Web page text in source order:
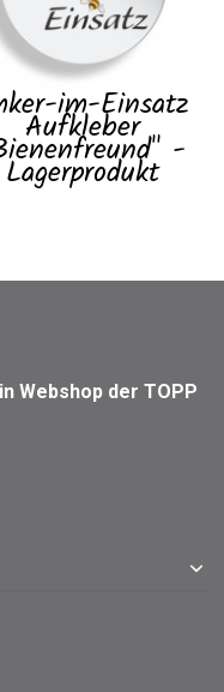
im-Einsatz
Aufkleber -
Lagerprodukt
Webshop der TOPP